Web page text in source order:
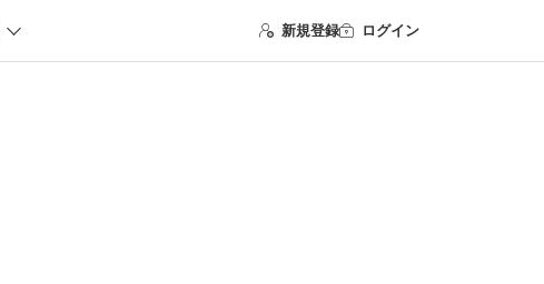
新規登録 ログイン